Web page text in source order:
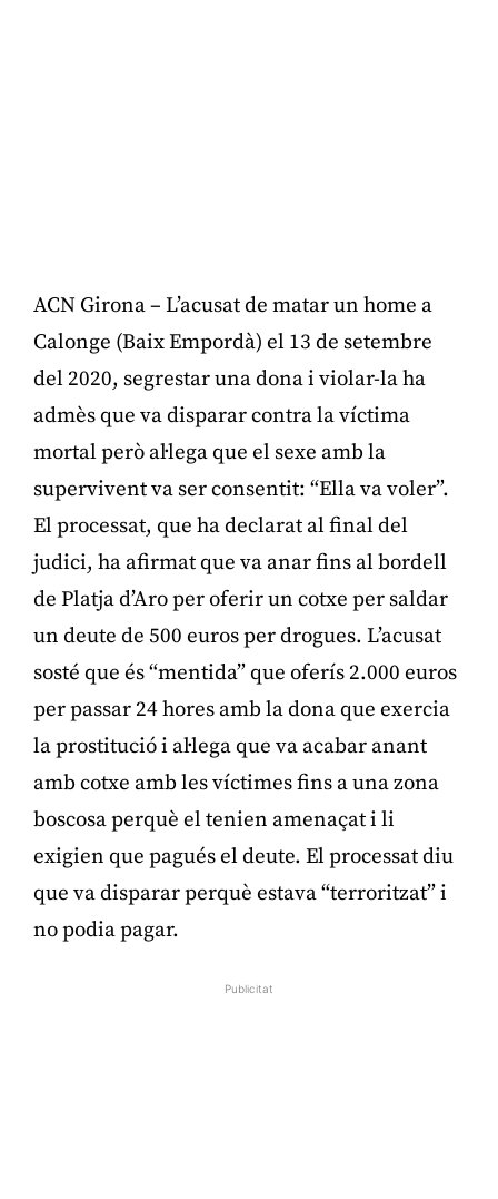
ACN Girona – L’acusat de matar un home a
Calonge (Baix Empordà) el 13 de setembre
del 2020, segrestar una dona i violar-la ha
admès que va disparar contra la víctima
mortal però al·lega que el sexe amb la
supervivent va ser consentit: “Ella va voler”.
El processat, que ha declarat al final del
judici, ha afirmat que va anar fins al bordell
de Platja d’Aro per oferir un cotxe per saldar
un deute de 500 euros per drogues. L’acusat
sosté que és “mentida” que oferís 2.000 euros
per passar 24 hores amb la dona que exercia
la prostitució i al·lega que va acabar anant
amb cotxe amb les víctimes fins a una zona
boscosa perquè el tenien amenaçat i li
exigien que pagués el deute. El processat diu
que va disparar perquè estava “terroritzat” i
no podia pagar.
Publicitat